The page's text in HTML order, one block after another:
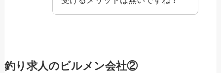
釣り求人のビルメン会社②